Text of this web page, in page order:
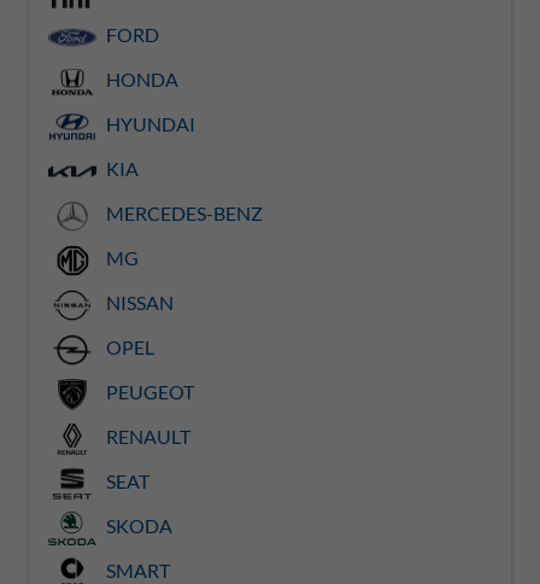
FORD
HONDA
HYUNDAI
KIA
MERCEDES-BENZ
MG
NISSAN
OPEL
PEUGEOT
RENAULT
SEAT
SKODA
SMART